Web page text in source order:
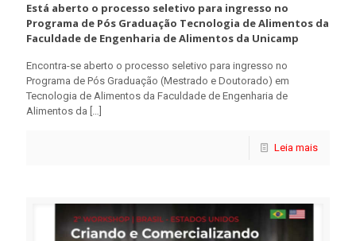
Está aberto o processo seletivo para ingresso no
Programa de Pós Graduação Tecnologia de Alimentos da
Faculdade de Engenharia de Alimentos da Unicamp
Encontra-se aberto o processo seletivo para ingresso no
Programa de Pós Graduação (Mestrado e Doutorado) em
Tecnologia de Alimentos da Faculdade de Engenharia de
Alimentos da […]
Leia mais